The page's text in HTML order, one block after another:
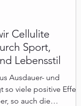
Cellulite
Sport,
Lebensstil
Ausdauer- und
so viele positive
so auch die